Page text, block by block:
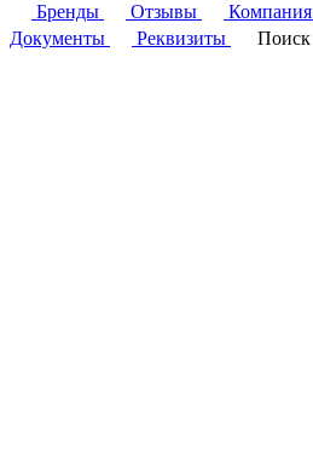
Бренды
Отзывы Компания
Документы
Реквизиты Поиск